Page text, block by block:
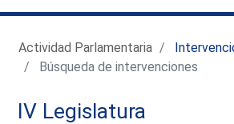
Actividad Parlamentaria
Búsqueda de intervenciones
IV Legislatura